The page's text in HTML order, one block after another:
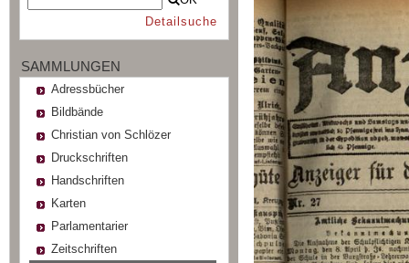
Detailsuche
SAMMLUNGEN
Adressbücher
Bildbände
Christian von Schlözer
Druckschriften
Handschriften
Karten
Parlamentarier
Zeitschriften